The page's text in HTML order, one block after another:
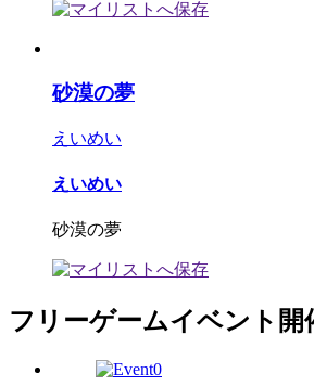
砂漠の夢
えいめい
えいめい
砂漠の夢
フリーゲームイベント開